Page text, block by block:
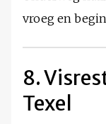
vroeg en
8.
Texel